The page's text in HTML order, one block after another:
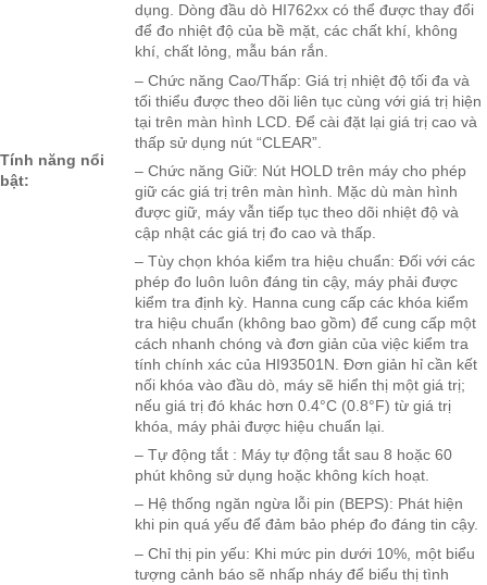
Tính năng nổi
bật:
dụng. Dòng đầu dò HI762xx có thể được thay đổi
để đo nhiệt độ của bề mặt, các chất khí, không
khí, chất lỏng, mẫu bán rắn.
– Chức năng Cao/Thấp: Giá trị nhiệt độ tối đa và
tối thiểu được theo dõi liên tục cùng với giá trị hiện
tại trên màn hình LCD. Để cài đặt lại giá trị cao và
thấp sử dụng nút “CLEAR”.
– Chức năng Giữ: Nút HOLD trên máy cho phép
giữ các giá trị trên màn hình. Mặc dù màn hình
được giữ, máy vẫn tiếp tục theo dõi nhiệt độ và
cập nhật các giá trị đo cao và thấp.
– Tùy chọn khóa kiểm tra hiệu chuẩn: Đối với các
phép đo luôn luôn đáng tin cậy, máy phải được
kiểm tra định kỳ. Hanna cung cấp các khóa kiểm
tra hiệu chuẩn (không bao gồm) để cung cấp một
cách nhanh chóng và đơn giản của việc kiểm tra
tính chính xác của HI93501N. Đơn giản hỉ cần kết
nối khóa vào đầu dò, máy sẽ hiển thị một giá trị;
nếu giá trị đó khác hơn 0.4°C (0.8°F) từ giá trị
khóa, máy phải được hiệu chuẩn lại.
– Tự động tắt : Máy tự động tắt sau 8 hoặc 60
phút không sử dụng hoặc không kích hoạt.
– Hệ thống ngăn ngừa lỗi pin (BEPS): Phát hiện
khi pin quá yếu để đảm bảo phép đo đáng tin cậy.
– Chỉ thị pin yếu: Khi mức pin dưới 10%, một biểu
tượng cảnh báo sẽ nhấp nháy để biểu thị tình